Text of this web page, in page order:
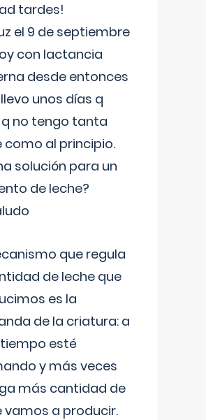
tardes!
el 9 de septiembre
con lactancia
desde entonces
unos días q
no tengo tanta
como al principio.
solución para un
de leche?
que regula
de leche que
es la
de la criatura: a
esté
y más veces
más cantidad de
vamos a producir.